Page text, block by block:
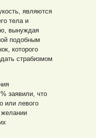
являются
тела и
вынуждая
подобным
которого
страбизмом
заявили, что
или левого